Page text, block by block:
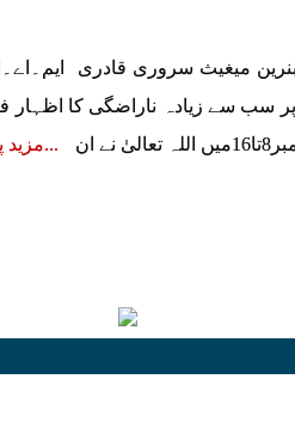
میغیث سروری قادری
سب سے زیادہ ناراضگی کا اظہار
نے ان
مزید